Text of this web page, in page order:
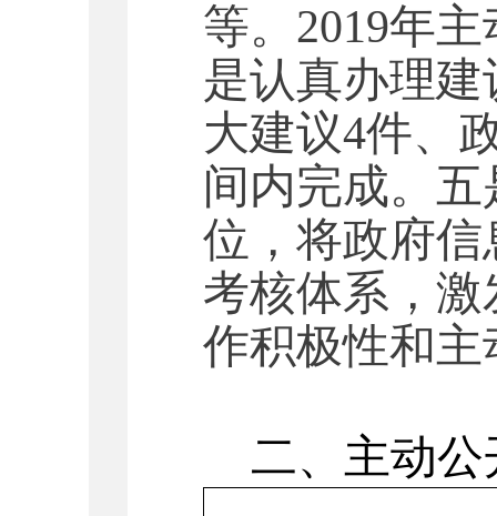
等。2019年
是认真办理建
大建议4件、
间内完成。
位，将政府
考核体系，
作积极性和主
二、主动